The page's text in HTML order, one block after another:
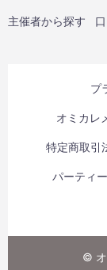
主催者から探す
プ
オミカレ
特定商取引
パーティ
© オ